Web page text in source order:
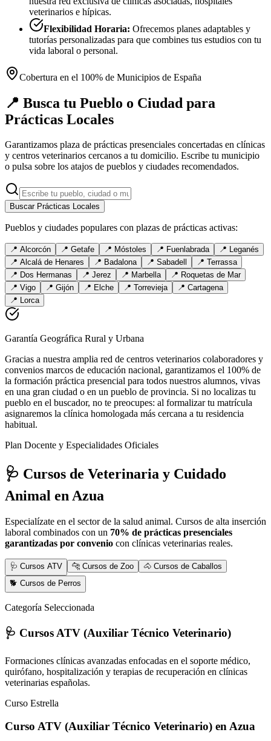
veterinarios e hípicas.
Flexibilidad Horaria: Ofrecemos planes adaptables y
tutorías personalizadas para que combines tus estudios con tu
vida laboral o personal.
Cobertura en el 100% de Municipios de España
📍 Busca tu Pueblo o Ciudad para
Prácticas Locales
Garantizamos plaza de prácticas presenciales concertadas en clínicas
y centros veterinarios cercanos a tu domicilio. Escribe tu municipio
o pulsa sobre los atajos de pueblos y ciudades recomendados.
Buscar Prácticas Locales
Pueblos y ciudades populares con plazas de prácticas activas:
📍 Alcorcón 📍 Getafe 📍 Móstoles 📍 Fuenlabrada 📍 Leganés
📍 Alcalá de Henares 📍 Badalona 📍 Sabadell 📍 Terrassa
📍 Dos Hermanas 📍 Jerez 📍 Marbella 📍 Roquetas de Mar
📍 Vigo 📍 Gijón 📍 Elche 📍 Torrevieja 📍 Cartagena
📍 Lorca
Garantía Geográfica Rural y Urbana
Gracias a nuestra amplia red de centros veterinarios colaboradores y
convenios marcos de educación nacional, garantizamos el 100% de
la formación práctica presencial para todos nuestros alumnos, vivas
en una gran ciudad o en un pueblo de provincia. Si no localizas tu
pueblo en el buscador, no te preocupes: al formalizar tu matrícula
asignaremos la clínica homologada más cercana a tu residencia
habitual.
Plan Docente y Especialidades Oficiales
🩺 Cursos de Veterinaria y Cuidado
Animal en Azua
Especialízate en el sector de la salud animal. Cursos de alta inserción
laboral combinados con un 70% de prácticas presenciales
garantizadas por convenio con clínicas veterinarias reales.
🩺 Cursos ATV 🐆 Cursos de Zoo
🐴 Cursos de Caballos
🐕 Cursos de Perros
Categoría Seleccionada
🩺 Cursos ATV (Auxiliar Técnico Veterinario)
Formaciones clínicas avanzadas enfocadas en el soporte médico,
quirófano, hospitalización y terapias de recuperación en clínicas
veterinarias españolas.
Curso Estrella
Curso ATV (Auxiliar Técnico Veterinario) en Azua